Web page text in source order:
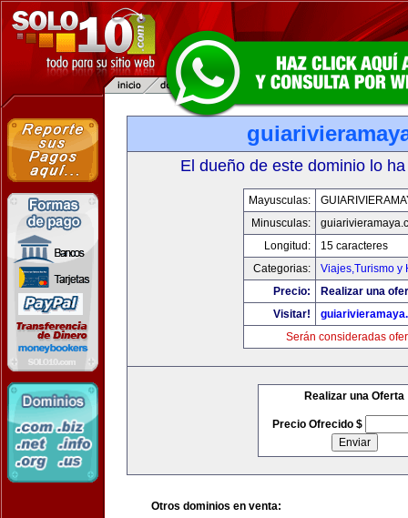
El dueño de este dominio lo
Mayusculas:
Minusculas:
Longitud:
15 caracteres
Categorias:
Viajes,Turismo y
Precio:
Realizar una
Visitar!
Serán consideradas
Realizar una Oferta
Precio Ofrecido $
Otros dominios en venta: